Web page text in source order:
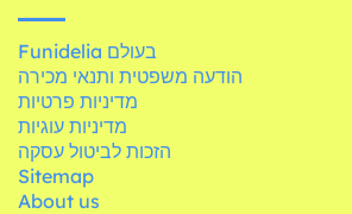
Funidelia בעולם
הודעה משפטית ותנאי מכירה
מדיניות פרטיות
מדיניות עוגיות
הזכות לביטול עסקה
Sitemap
About us